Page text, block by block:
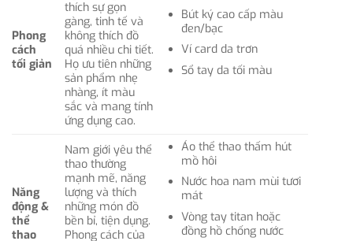
Phong
cách
tối giản
thích sự gọn
gàng, tinh tế và
không thích đồ
quá nhiều chi tiết.
Họ ưu tiên những
sản phẩm nhẹ
nhàng, ít màu
sắc và mang tính
ứng dụng cao.
Bút ký cao cấp màu
đen/bạc
Ví card da trơn
Sổ tay da tối màu
Năng
động &
thể
thao
Nam giới yêu thể
thao thường
mạnh mẽ, năng
lượng và thích
những món đồ
bền bỉ, tiện dụng.
Phong cách của
Áo thể thao thấm hút
mồ hôi
Nước hoa nam mùi tươi
mát
Vòng tay titan hoặc
đồng hồ chống nước